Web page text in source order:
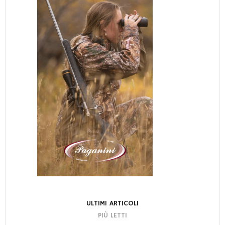
ULTIMI ARTICOLI
PIÙ LETTI